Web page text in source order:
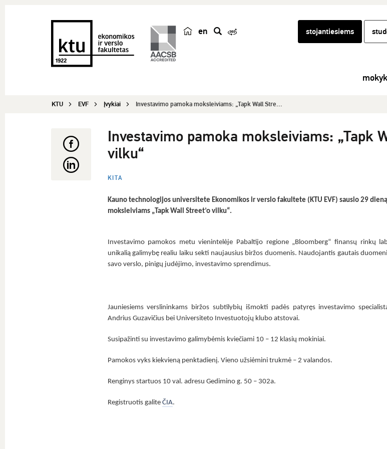
en
k
stojantiesiems
KTU EVF Įvykiai Investavimo pamoka moksleiviams: „Tapk Wall Stre...
Investavimo pamoka moksleiviams: „Tapk
vilku“
KITA
Kauno technologijos universitete Ekonomikos ir verslo fakultete (KTU EVF) sausio 29
moksleiviams „Tapk Wall Street’o vilku“.
Investavimo pamokos metu vienintelėje Pabaltijo regione „Bloomberg“ finansų rinkų
unikalią galimybę realiu laiku sekti naujausius biržos duomenis. Naudojantis gautais
savo verslo, pinigų judėjimo, investavimo sprendimus.
Jauniesiems verslininkams biržos subtilybių išmokti padės patyręs investavimo
Andrius Guzavičius bei Universiteto Investuotojų klubo atstovai.
Susipažinti su investavimo galimybėmis kviečiami 10 – 12 klasių mokiniai.
Pamokos vyks kiekvieną penktadienį. Vieno užsiėmini trukmė – 2 valandos.
Renginys startuos 10 val. adresu Gedimino g. 50 – 302a.
Registruotis galite ČIA.